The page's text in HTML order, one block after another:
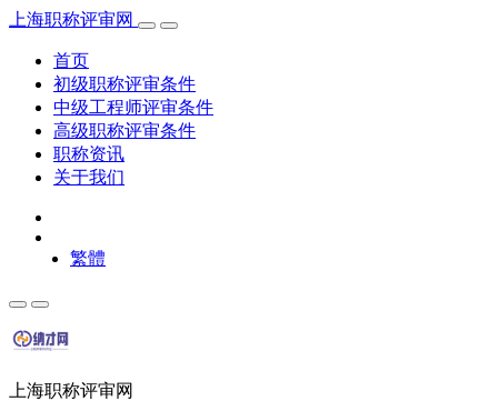
上海职称评审网
首页
初级职称评审条件
中级工程师评审条件
高级职称评审条件
职称资讯
关于我们
繁體
上海职称评审网